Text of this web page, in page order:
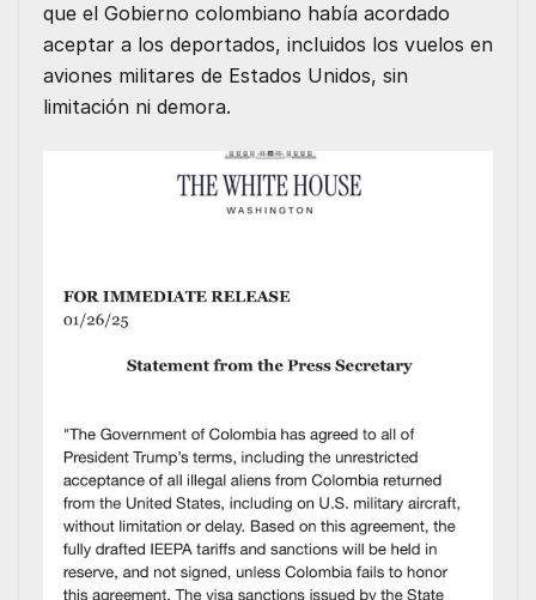
k
n
p
e
r
que el Gobierno colombiano había acordado
aceptar a los deportados, incluidos los vuelos en
aviones militares de Estados Unidos, sin
limitación ni demora.